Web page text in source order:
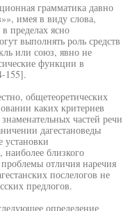
грамматика давно
имея в виду слова,
пределах ясно
выполнять роль средств
или союз, явно не
функции в
155].
общетеоретических
каких критериев
частей речи
дагестановеды
установки
наиболее близкого
отличия наречия
послелогов не
предлогов.
определение